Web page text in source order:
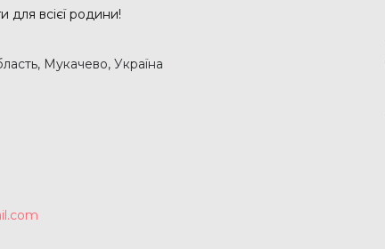
для всієї родини!
Мукачево, Україна